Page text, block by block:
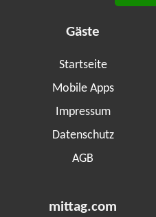
Gäste
Startseite
Mobile Apps
Impressum
Datenschutz
AGB
mittag.com